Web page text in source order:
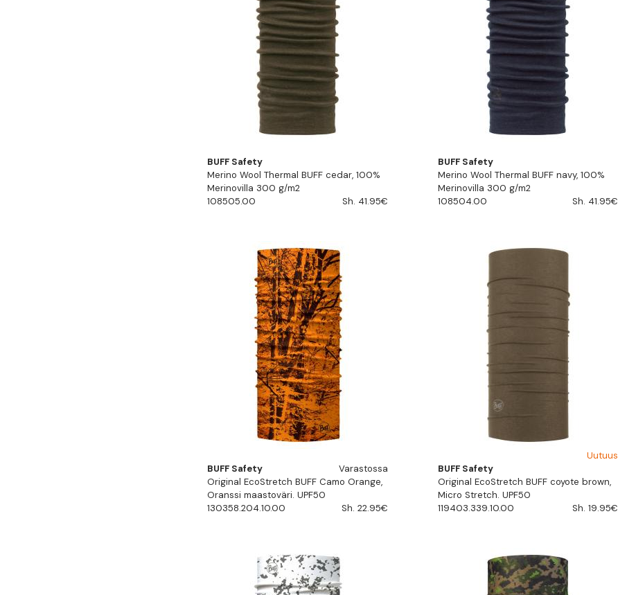
BUFF Safety
Merino Wool Thermal BUFF cedar, 100%
Merinovilla 300 g/m2
108505.00
Sh. 41.95€
BUFF Safety
Merino Wool Thermal BUFF navy, 100%
Merinovilla 300 g/m2
108504.00
Sh. 41.95€
BUFF Safety
Varastossa
Original EcoStretch BUFF Camo Orange,
Oranssi maastoväri. UPF50
130358.204.10.00
Sh. 22.95€
Uutuus
BUFF Safety
Original EcoStretch BUFF coyote brown,
Micro Stretch. UPF50
119403.339.10.00
Sh. 19.95€